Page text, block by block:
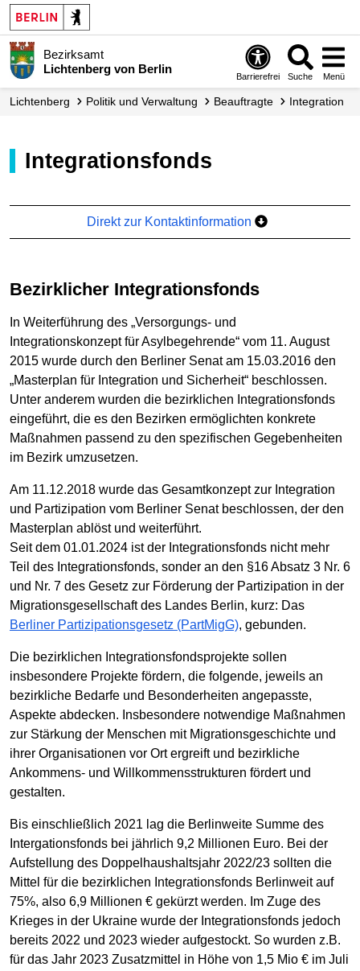
Bezirksamt
Lichtenberg von Berlin
Barrierefrei Suche Menü
Lichtenberg Politik und Verwaltung Beauftragte Integration
Integrationsfonds
Direkt zur Kontaktinformation
Bezirklicher Integrationsfonds
In Weiterführung des „Versorgungs- und
Integrationskonzept für Asylbegehrende“ vom 11. August
2015 wurde durch den Berliner Senat am 15.03.2016 den
„Masterplan für Integration und Sicherheit“ beschlossen.
Unter anderem wurden die bezirklichen Integrationsfonds
eingeführt, die es den Bezirken ermöglichten konkrete
Maßnahmen passend zu den spezifischen Gegebenheiten
im Bezirk umzusetzen.
Am 11.12.2018 wurde das Gesamtkonzept zur Integration
und Partizipation vom Berliner Senat beschlossen, der den
Masterplan ablöst und weiterführt.
Seit dem 01.01.2024 ist der Integrationsfonds nicht mehr
Teil des Integrationsfonds, sonder an den §16 Absatz 3 Nr. 6
und Nr. 7 des Gesetz zur Förderung der Partizipation in der
Migrationsgesellschaft des Landes Berlin, kurz: Das
Berliner Partizipationsgesetz (PartMigG), gebunden.
Die bezirklichen Integrationsfondsprojekte sollen
insbesondere Projekte fördern, die folgende, jeweils an
bezirkliche Bedarfe und Besonderheiten angepasste,
Aspekte abdecken. Insbesondere notwendige Maßnahmen
zur Stärkung der Menschen mit Migrationsgeschichte und
ihrer Organisationen vor Ort ergreift und bezirkliche
Ankommens- und Willkommensstrukturen fördert und
gestalten.
Bis einschließlich 2021 lag die Berlinweite Summe des
Intergationsfonds bei jährlich 9,2 Millionen Euro. Bei der
Aufstellung des Doppelhaushaltsjahr 2022/23 sollten die
Mittel für die bezirklichen Integrationsfonds Berlinweit auf
75%, also 6,9 Millionen € gekürzt werden. Im Zuge des
Krieges in der Ukraine wurde der Integrationsfonds jedoch
bereits 2022 und 2023 wieder aufgestockt. So wurden z.B.
für das Jahr 2023 Zusatzmittel in Höhe von 1,5 Mio € im Juli